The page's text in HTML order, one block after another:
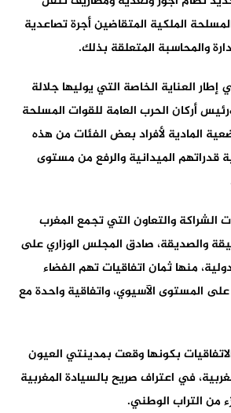
الملكية المتقاضين أجرة تصاعدية
والمحاسبة المتعلقة بذلك.
العناية الخاصة التي يوليها جلالة
أركان الحرب العامة للقوات المسلحة
المادية لأفراد بعض الفئات من هذه
قدراتهم الميدانية والرفع من مستوى
الشراكة والتعاون التي تجمع المغرب
والصديقة، صادق المجلس الوزاري على
منها ثمان اتفاقيات تهم الفضاء
على المستوى الآسيوي، واتفاقية واحدة مع
بكونها وقعت بمدينتي العيون
في اعتراف صريح بالسيادة المغربية
من التراب الوطني.